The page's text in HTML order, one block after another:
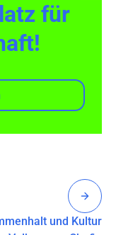
für
und Kultur